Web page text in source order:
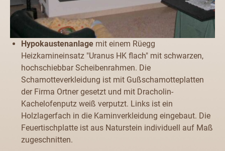
Hypokaustenanlage mit einem Rüegg
Heizkamineinsatz "Uranus HK flach" mit schwarzen,
hochschiebbar Scheibenrahmen. Die
Schamotteverkleidung ist mit Gußschamotteplatten
der Firma Ortner gesetzt und mit Dracholin-
Kachelofenputz weiß verputzt. Links ist ein
Holzlagerfach in die Kaminverkleidung eingebaut. Die
Feuertischplatte ist aus Naturstein individuell auf Maß
zugeschnitten.